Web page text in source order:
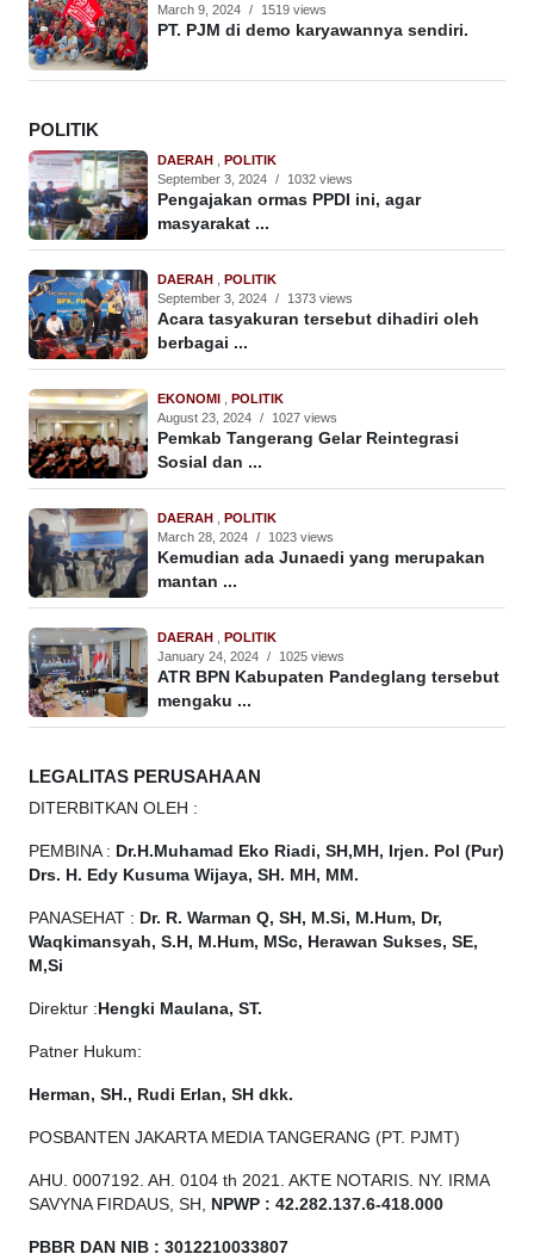
March 9, 2024 / 1519 views
PT. PJM di demo karyawannya sendiri.
POLITIK
DAERAH , POLITIK
September 3, 2024 / 1032 views
Pengajakan ormas PPDI ini, agar
masyarakat ...
DAERAH , POLITIK
September 3, 2024 / 1373 views
Acara tasyakuran tersebut dihadiri oleh
berbagai ...
EKONOMI , POLITIK
August 23, 2024 / 1027 views
Pemkab Tangerang Gelar Reintegrasi
Sosial dan ...
DAERAH , POLITIK
March 28, 2024 / 1023 views
Kemudian ada Junaedi yang merupakan
mantan ...
DAERAH , POLITIK
January 24, 2024 / 1025 views
ATR BPN Kabupaten Pandeglang tersebut
mengaku ...
LEGALITAS PERUSAHAAN
DITERBITKAN OLEH :
PEMBINA : Dr.H.Muhamad Eko Riadi, SH,MH, Irjen. Pol (Pur)
Drs. H. Edy Kusuma Wijaya, SH. MH, MM.
PANASEHAT : Dr. R. Warman Q, SH, M.Si, M.Hum, Dr,
Waqkimansyah, S.H, M.Hum, MSc, Herawan Sukses, SE,
M,Si
Direktur : Hengki Maulana, ST.
Patner Hukum:
Herman, SH., Rudi Erlan, SH dkk.
POSBANTEN JAKARTA MEDIA TANGERANG (PT. PJMT)
AHU. 0007192. AH. 0104 th 2021. AKTE NOTARIS. NY. IRMA
SAVYNA FIRDAUS, SH, NPW P : 42.282.137.6-418.000
PBBR DAN NIB : 3012210033807